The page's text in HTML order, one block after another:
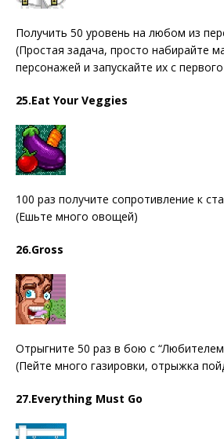
Получить 50 уровень на любом из
(Простая задача, просто набирайте
персонажей и запускайте их с
25.Eat Your Veggies
100 раз получите сопротивление к
(Ешьте много овощей)
26.Gross
Отрыгните 50 раз в бою с
(Пейте много газировки, отрыжка
27.Everything Must Go